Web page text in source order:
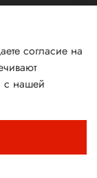
согласие на
с нашей